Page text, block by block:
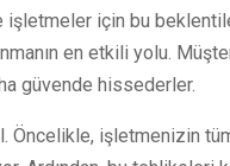
için bu beklentileri
en etkili yolu.
güvende hissederler.
Öncelikle, işletmenizin